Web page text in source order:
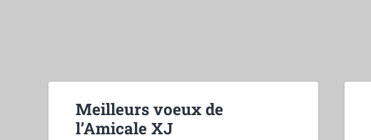
Meilleurs voeux de
l’Amicale XJ